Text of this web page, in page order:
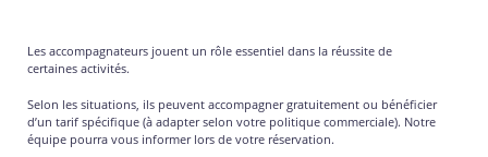
Les accompagnateurs jouent un rôle essentiel dans la réussite de
certaines activités.
Selon les situations, ils peuvent accompagner gratuitement ou bénéficier
d’un tarif spécifique (à adapter selon votre politique commerciale). Notre
équipe pourra vous informer lors de votre réservation.